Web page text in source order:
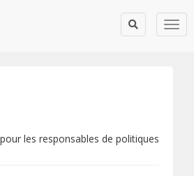
les responsables de politiques